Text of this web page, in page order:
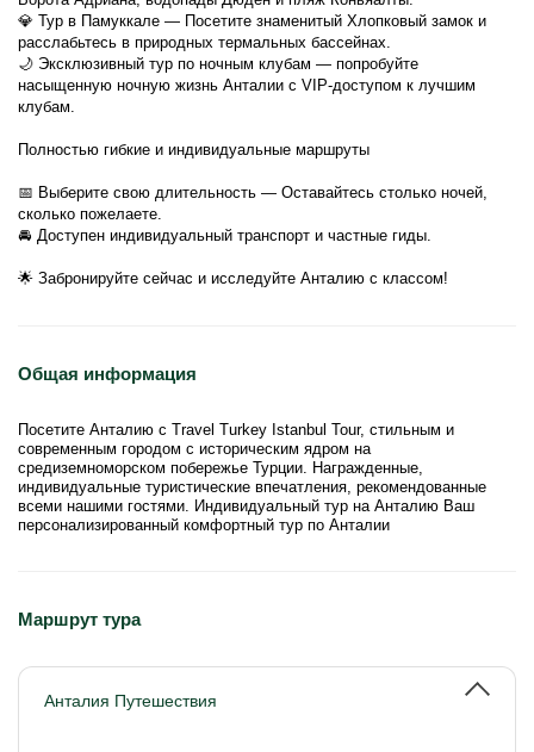
💎 Тур в Памуккале — Посетите знаменитый Хлопковый замок и
расслабьтесь в природных термальных бассейнах.
🌙 Эксклюзивный тур по ночным клубам — попробуйте
насыщенную ночную жизнь Анталии с VIP-доступом к лучшим
клубам.
Полностью гибкие и индивидуальные маршруты
📅 Выберите свою длительность — Оставайтесь столько ночей,
сколько пожелаете.
🚘 Доступен индивидуальный транспорт и частные гиды.
🌟 Забронируйте сейчас и исследуйте Анталию с классом!
Общая информация
Посетите Анталию с Travel Turkey Istanbul Tour, стильным и
современным городом с историческим ядром на
средиземноморском побережье Турции. Награжденные,
индивидуальные туристические впечатления, рекомендованные
всеми нашими гостями. Индивидуальный тур на Анталию Ваш
персонализированный комфортный тур по Анталии
Маршрут тура
Анталия Путешествия